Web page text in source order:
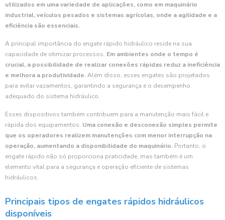
utilizados em uma variedade de aplicações, como em maquinário
industrial, veículos pesados e sistemas agrícolas, onde a agilidade e a
eficiência são essenciais.
A principal importância do engate rápido hidráulico reside na sua
capacidade de otimizar processos. Em ambientes onde o tempo é
crucial, a possibilidade de realizar conexões rápidas reduz a ineficiência
e melhora a produtividade.Além disso, esses engates são projetados
para evitar vazamentos, garantindo a segurança e o desempenho
adequado do sistema hidráulico.
Esses dispositivos também contribuem para a manutenção mais fácil e
rápida dos equipamentos. Uma conexão e desconexão simples permite
que os operadores realizem manutenções com menor interrupção na
operação, aumentando a disponibilidade do maquinário. Portanto, o
engate rápido não só proporciona praticidade, mas também é um
elemento vital para a segurança e operação eficiente de sistemas
hidráulicos.
Principais tipos de engates rápidos hidráulicos
disponíveis